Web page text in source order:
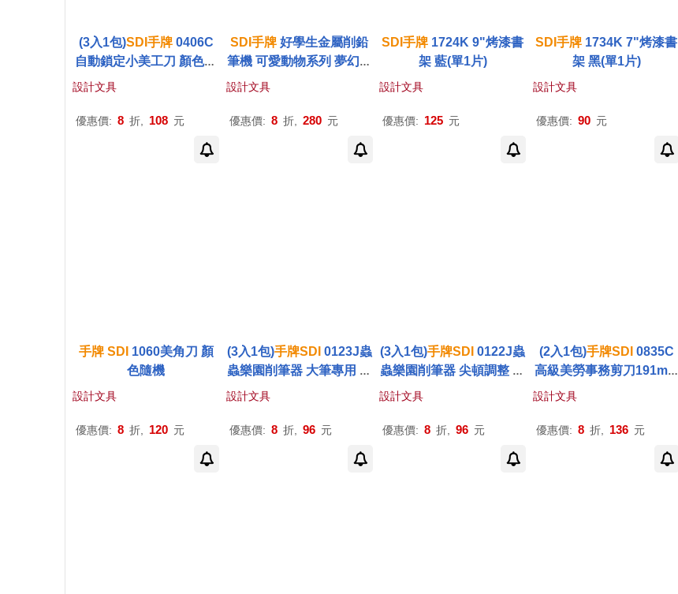
(3入1包)SDI 手牌0406C
自動鎖定小美工刀 顏色隨
設計文具
優惠價: 8 折, 108 元
SDI手牌 好學生金屬削鉛
筆機 可愛動物系列 夢幻飛
設計文具
優惠價: 8 折, 280 元
SDI手牌 1724K 9"烤漆書
架 藍(單1片)
設計文具
優惠價: 125 元
SDI手牌 1734K 7"烤漆書
架 黑(單1片)
設計文具
優惠價: 90 元
手牌 SDI 1060美角刀 顏
色隨機
設計文具
優惠價: 8 折, 120 元
(3入1包)手牌SDI 0123J蟲
蟲樂園削筆器 大筆專用 顏
設計文具
優惠價: 8 折, 96 元
(3入1包)手牌SDI 0122J蟲
蟲樂園削筆器 尖頓調整 顏
設計文具
優惠價: 8 折, 96 元
(2入1包)手牌SDI 0835C
高級美勞事務剪刀191mm
設計文具
優惠價: 8 折, 136 元